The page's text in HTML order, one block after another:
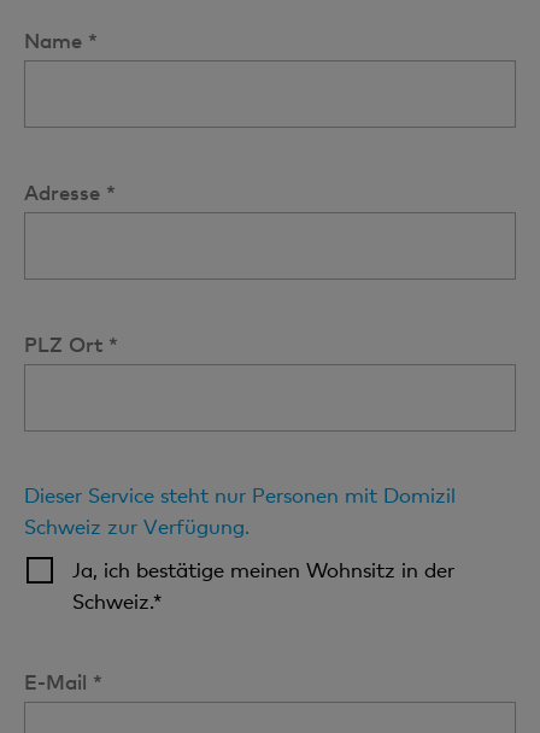
Name *
Adresse *
PLZ Ort *
Dieser Service steht nur Personen mit Domizil
Schweiz zur Verfügung.
Ja, ich bestätige meinen Wohnsitz in der
Schweiz.*
E-Mail *